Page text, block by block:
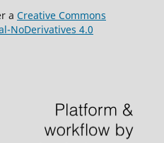
a Creative Commons
NoDerivatives 4.0